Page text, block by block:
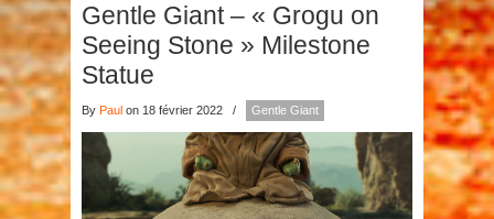
Gentle Giant – « Grogu on
Seeing Stone » Milestone
Statue
By Paul on 18 février 2022 / Gentle Giant